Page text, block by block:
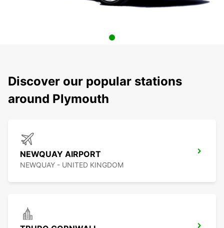
Discover our popular stations
around Plymouth
NEWQUAY AIRPORT
NEWQUAY - UNITED KINGDOM